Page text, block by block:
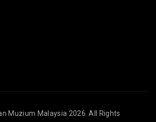
Muzium Malaysia 2026. All Rights